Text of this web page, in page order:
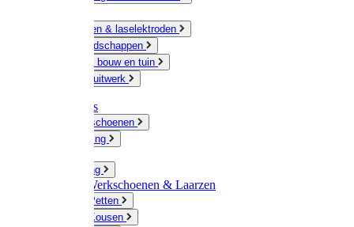
Slijpschijven & laselektroden
Handgereedschappen
IJzerwaren bouw en tuin
Hang en sluitwerk
Disposables
Werkhandschoenen
Regenkleding
Werkkleding
Wandel-/ Werkschoenen & Laarzen
Hoeden / Petten
Sokken / Kousen